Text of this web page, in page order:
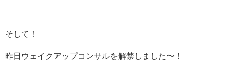
そして！
昨日ウェイクアップコンサルを解禁しました〜！